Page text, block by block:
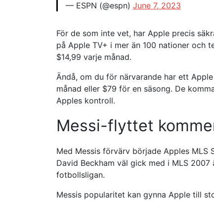
— ESPN (@espn) June 7, 2023
För de som inte vet, har Apple precis
på Apple TV+ i mer än 100 nationer och
$14,99 varje månad.
Ändå, om du för närvarande har ett
månad eller $79 för en säsong. De
Apples kontroll.
Messi-flyttet
Med Messis förvärv började Apples MLS
David Beckham väl gick med i MLS
fotbollsligan.
Messis popularitet kan gynna Apple till